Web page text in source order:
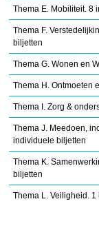
Thema E. Mobiliteit. 8
Thema F.
biljetten
Thema G. Wonen en
Thema H. Ontmoeten
Thema I. Zorg &
Thema J. Meedoen,
individuele biljetten
Thema K.
biljetten
Thema L. Veiligheid.